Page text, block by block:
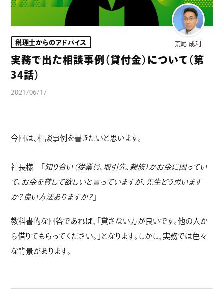
ビジネスサポート
コラム
荒尾 成利
税理士からのアドバイス
実務で出た相談事例（貸付金）について（第
34話）
2021/06/17
今回は、相談事例を書きたいと思います。
社長様 「
知り合い（従業員、取引先、親族）がお金に困ってい
て、お金を貸して欲しいと言っていますが、先生どう思います
か？良い方法ありますか？」
教科書的な回答であれば、「貸さない方が良いです。他の人か
ら借りてもらってください。」となります。しかし、実務では色々
な背景があります。